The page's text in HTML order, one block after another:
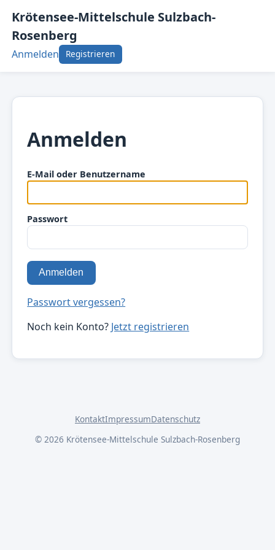
Krötensee-Mittelschule Sulzbach-
Rosenberg
Anmelden Registrieren
Anmelden
E-Mail oder Benutzername
Passwort
Anmelden
Passwort vergessen?
Noch kein Konto? Jetzt registrieren
KontaktImpressumDatenschutz
© 2026 Krötensee-Mittelschule Sulzbach-Rosenberg